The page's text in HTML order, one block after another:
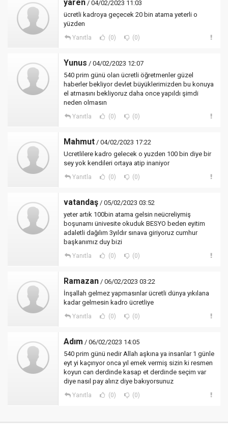
yaren / 04/02/2023 11:03
ücretli kadroya geçecek 20 bin atama yeterli o
yüzden
Yanıtla (0) (0)
Yunus / 04/02/2023 12:07
540 prim günü olan ücretli öğretmenler güzel
haberler bekliyor devlet büyüklerimizden bu konuya
el atmasını bekliyoruz daha once yapıldı şimdi
neden olmasın
Yanıtla (0) (0)
Mahmut / 04/02/2023 17:22
Ucretlilere kadro gelecek o yuzden 100 bin diye bir
sey yok kendileri ortaya atip inaniyor
Yanıtla (0) (0)
vatandaş / 05/02/2023 03:52
yeter artık 100bin atama gelsin neücreliymiş
boşunamı ünivesite okuduk BESYO beden eyitim
adaletli dağılım 3yıldır sınava giriyoruz cumhur
başkanımız duy bizi
Yanıtla (0) (0)
Ramazan / 06/02/2023 03:22
İnşallah gelmez yapmasınlar ücretli dünya yıkılana
kadar gelmesin kadro ücretliye
Yanıtla (0) (0)
Adım / 06/02/2023 14:05
540 prim günü nedir Allah aşkına ya insanlar 1 günle
eyt yi kaçırıyor onca yıl emek vermiş sizin ki resmen
koyun can derdinde kasap et derdinde seçim var
diye nasıl pay alırız diye bakıyorsunuz
Yanıtla (0) (0)